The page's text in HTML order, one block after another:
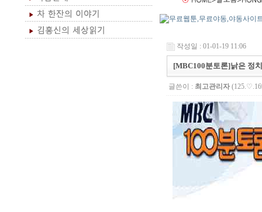
작성일 : 01-01-19 11:06
[MBC100분토론]낡은 정
글쓴이 : 최고관리자